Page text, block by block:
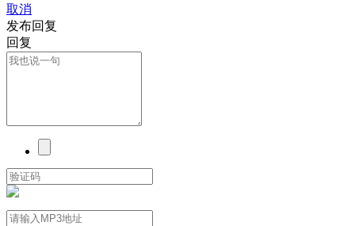
取消
发布回复
回复